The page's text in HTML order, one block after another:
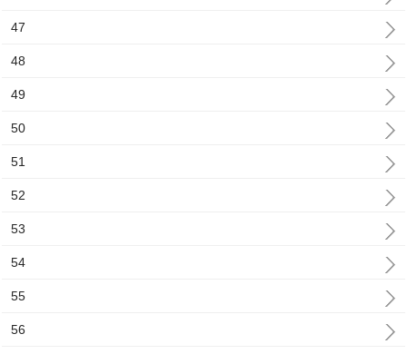
47
48
49
50
51
52
53
54
55
56